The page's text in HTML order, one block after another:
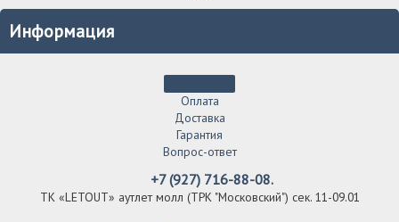
Информация
Оплата
Доставка
Гарантия
Вопрос-ответ
+7 (927) 716-88-08.
ТК «LETOUT» аутлет молл (ТРК "Московский") сек. 11-09.01